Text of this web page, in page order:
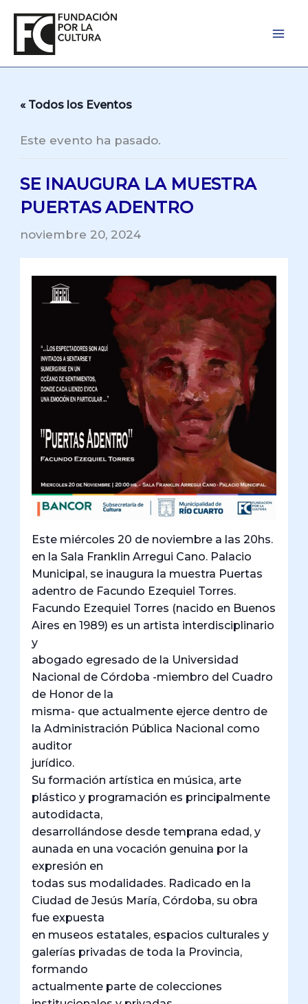
contenido
« Todos los Eventos
Este evento ha pasado.
SE INAUGURA LA MUESTRA
PUERTAS ADENTRO
noviembre 20, 2024
Este miércoles 20 de noviembre a las 20hs.
en la Sala Franklin Arregui Cano. Palacio
Municipal, se inaugura la muestra Puertas
adentro de Facundo Ezequiel Torres.
Facundo Ezequiel Torres (nacido en Buenos
Aires en 1989) es un artista interdisciplinario
y
abogado egresado de la Universidad
Nacional de Córdoba -miembro del Cuadro
de Honor de la
misma- que actualmente ejerce dentro de
la Administración Pública Nacional como
auditor
jurídico.
Su formación artística en música, arte
plástico y programación es principalmente
autodidacta,
desarrollándose desde temprana edad, y
aunada en una vocación genuina por la
expresión en
todas sus modalidades. Radicado en la
Ciudad de Jesús María, Córdoba, su obra
fue expuesta
en museos estatales, espacios culturales y
galerías privadas de toda la Provincia,
formando
actualmente parte de colecciones